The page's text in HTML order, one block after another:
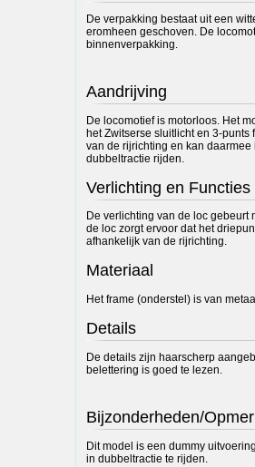
De verpakking bestaat uit een
eromheen geschoven. De
binnenverpakking.
Aandrijving
De locomotief is motorloos. Het
het Zwitserse sluitlicht en 3-
van de rijrichting en kan
dubbeltractie rijden.
Verlichting en Functies
De verlichting van de loc
de loc zorgt ervoor dat het
afhankelijk van de rijrichting.
Materiaal
Het frame (onderstel) is van
Details
De details zijn haarscherp
belettering is goed te lezen.
Bijzonderheden/
Dit model is een dummy
in dubbeltractie te rijden.